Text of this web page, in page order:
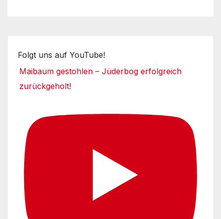
Folgt uns auf YouTube!
Maibaum gestohlen – Jüderbog erfolgreich
zurückgeholt!